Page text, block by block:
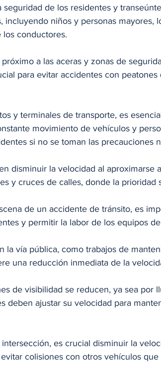
seguridad de los residentes y
incluyendo niños y personas mayores,
conductores.
a las aceras y zonas de
para evitar accidentes con
y terminales de transporte, es
movimiento de vehículos y
si no se toman las precauciones
disminuir la velocidad al aproximarse
y cruces de calles, donde la prioridad
de un accidente de tránsito, es
y permitir la labor de los equipos
la vía pública, como trabajos de
una reducción inmediata de la
de visibilidad se reducen, ya sea por
deben ajustar su velocidad para
es crucial disminuir la
colisiones con otros vehículos que